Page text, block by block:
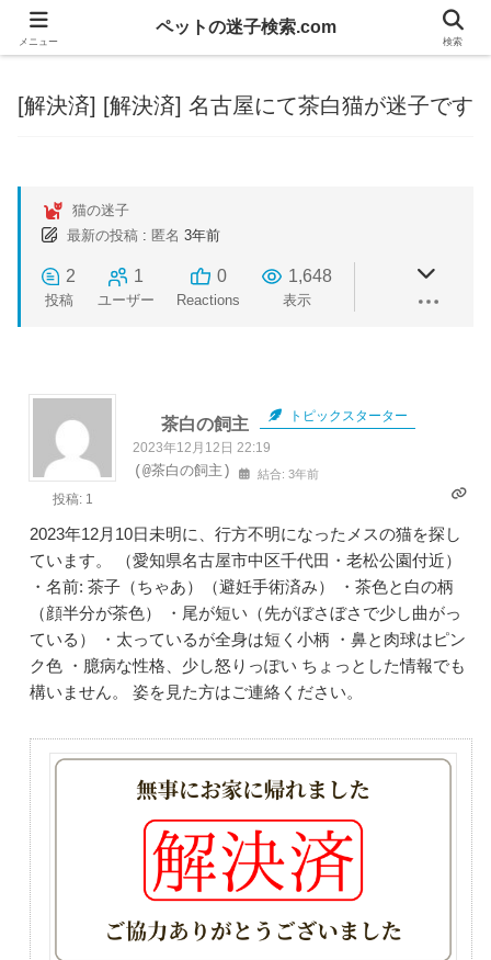
[解決済] [解決済] 名古屋にて茶白猫が迷子です
猫の迷子
最新の投稿 : 匿名 3年前
2
投稿
1
ユーザー
0
Reactions
1,648
表示
投稿: 1
茶白の飼主 トピックスターター
2023年12月12日 22:19
(@茶白の飼主) 結合: 3年前
2023年12月10日未明に、行方不明になったメスの猫を探し
ています。 （愛知県名古屋市中区千代田・老松公園付近）
・名前: 茶子（ちゃあ）（避妊手術済み） ・茶色と白の柄
（顔半分が茶色） ・尾が短い（先がぼさぼさで少し曲がっ
ている） ・太っているが全身は短く小柄 ・鼻と肉球はピン
ク色 ・臆病な性格、少し怒りっぽい ちょっとした情報でも
構いません。 姿を見た方はご連絡ください。
メニュー
ペットの迷子検索.com
検索